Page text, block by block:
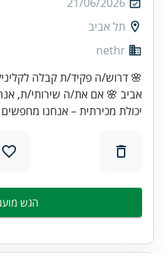
תל אביב
nethr
🌸 דרוש/ה פקיד/ת קבלה
אביב 🌸 אם את/ה שירותי/ת,
יכולת מכירתית – אנחנו
הגש